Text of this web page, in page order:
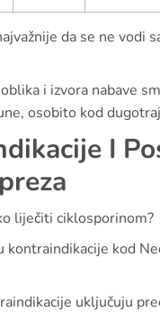
da se ne vodi
i izvora nabave
osobito kod
I
liječiti ciklosporinom?
kontraindikacije kod
uključuju